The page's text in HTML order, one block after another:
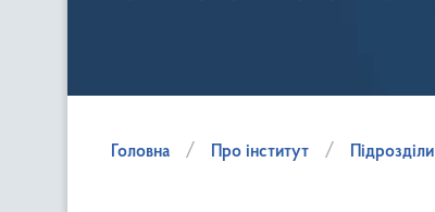
Головна Про інститут Підрозділи